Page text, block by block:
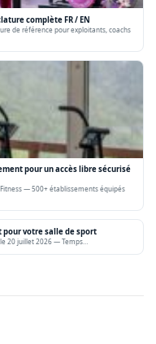
complète FR / EN
de référence pour exploitants, coachs
pour un accès libre sécurisé
— 500+ établissements équipés
votre salle de sport
20 juillet 2026 — Temps…